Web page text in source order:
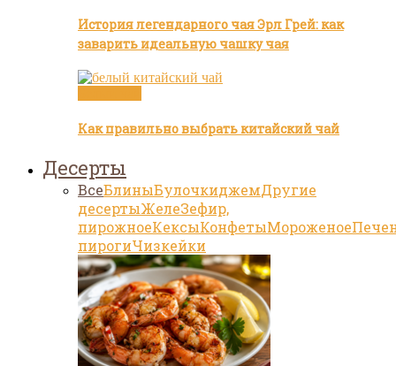
История легендарного чая Эрл Грей: как
заварить идеальную чашку чая
Как правильно выбрать китайский чай
Десерты
ВсеБлиныБулочкиджемДругие
десертыЖелеЗефир,
пирожноеКексыКонфетыМороженое
пирогиЧизкейки